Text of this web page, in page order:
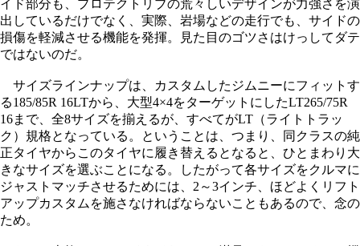
イド部分も、プロテクトリブの荒々しいデザインが力強さを演
出しているだけでなく、実際、岩場などの走行でも、サイドの
損傷を軽減させる機能を発揮。見た目のゴツさはけっしてダテ
ではないのだ。
サイズラインナップは、カスタムしたジムニーにフィットす
る185/85R 16LTから、大型4×4をターゲットにしたLT265/75R
16まで、全8サイズを揃えるが、すべてがLT（ライトトラッ
ク）規格となっている。ということは、つまり、同クラスの純
正タイヤからこのタイヤに履き替えるとなると、ひとまわり大
きなサイズを選ぶことになる。したがって各サイズをクルマに
ジャストマッチさせるためには、2～3インチ、ほどよくリフト
アップカスタムを施さなければならないこともあるので、念の
ため。